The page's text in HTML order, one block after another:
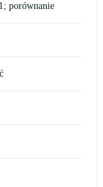
porównanie